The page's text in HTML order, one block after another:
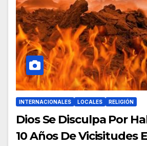
INTERNACIONALES LOCALES RELIGIÓN
Dios Se Disculpa Por
10 Años De Vicisitudes